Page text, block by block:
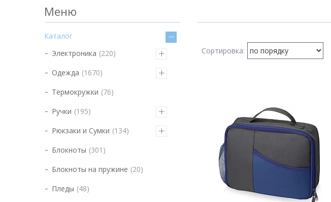
Каталог
Электроника 220
Одежда 1670
Термокружки 76
Ручки 195
Рюкзаки и Сумки 134
Блокноты 301
Блокноты на пружине 20
Пледы 48